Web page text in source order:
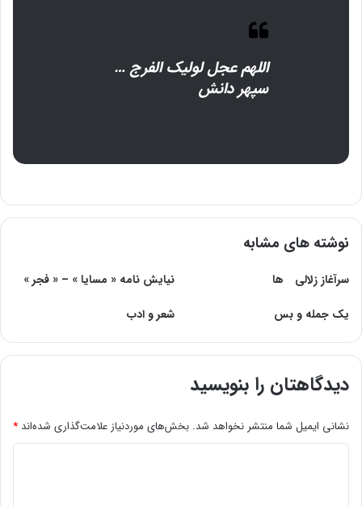
اللهم عجل لولیک الفرج …
سپهر دانش
نوشته های مشابه
سرآغاز زلالى ها
نیایش نامه « مسایا » – « فجر »
یک جمله و بس
شعر و ادب
دیدگاهتان را بنویسید
نشانی ایمیل شما منتشر نخواهد شد. بخش‌های موردنیاز علامت‌گذاری شده‌اند *